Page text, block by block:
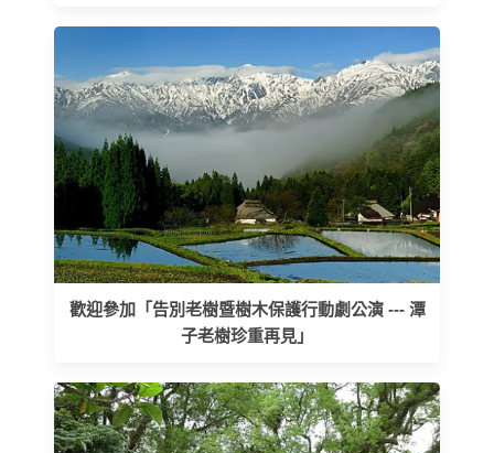
歡迎參加「告別老樹暨樹木保護行動劇公演 --- 潭
子老樹珍重再見」